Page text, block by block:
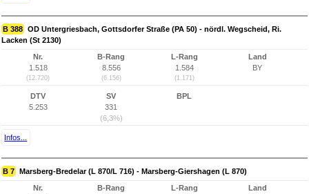
B 388 OD Untergriesbach, Gottsdorfer Straße (PA 50) - nördl. Wegscheid, Ri.
Lacken (St 2130)
Nr.
1.518
(12.720)
B-Rang
8.556
(6.156)
L-Rang
1.584
(1.171)
Land
BY
DTV
5.253
SV
331
(6,3%)
BPL
Infos...
B 7 Marsberg-Bredelar (L 870/L 716) - Marsberg-Giershagen (L 870)
Nr.
B-Rang
L-Rang
Land